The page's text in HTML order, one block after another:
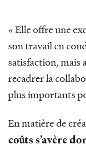
« Elle offre une
son travail en
satisfaction, mais
recadrer la
plus importants
En matière de
coûts s’avère